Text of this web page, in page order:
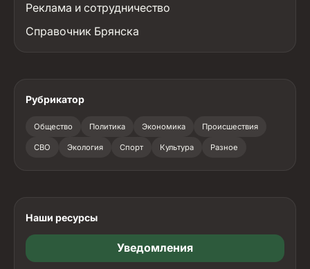
Реклама и сотрудничество
Справочник Брянска
Рубрикатор
Общество Политика Экономика Происшествия
СВО Экология Спорт Культура Разное
Наши ресурсы
Уведомления